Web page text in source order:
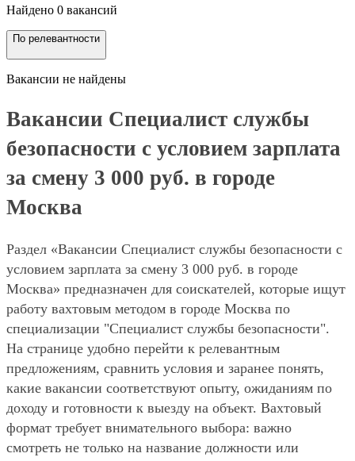
Найдено 0 вакансий
По релевантности
Вакансии не найдены
Вакансии Специалист службы
безопасности с условием зарплата
за смену 3 000 руб. в городе
Москва
Раздел «Вакансии Специалист службы безопасности с
условием зарплата за смену 3 000 руб. в городе
Москва» предназначен для соискателей, которые ищут
работу вахтовым методом в городе Москва по
специализации "Специалист службы безопасности".
На странице удобно перейти к релевантным
предложениям, сравнить условия и заранее понять,
какие вакансии соответствуют опыту, ожиданиям по
доходу и готовности к выезду на объект. Вахтовый
формат требует внимательного выбора: важно
смотреть не только на название должности или